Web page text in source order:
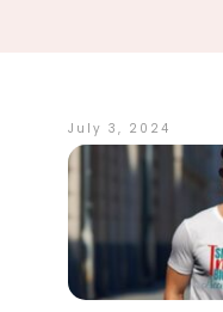
July 3, 2024